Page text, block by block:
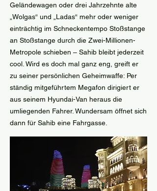
Geländewagen oder drei Jahrzehnte alte
„Wolgas“ und „Ladas“ mehr oder weniger
einträchtig im Schneckentempo Stoßstange
an Stoßstange durch die Zwei-Millionen-
Metropole schieben – Sahib bleibt jederzeit
cool. Wird es doch mal ganz eng, greift er
zu seiner persönlichen Geheimwaffe: Per
ständig mitgeführtem Megafon dirigiert er
aus seinem Hyundai-Van heraus die
umliegenden Fahrer. Wundersam öffnet sich
dann für Sahib eine Fahrgasse.